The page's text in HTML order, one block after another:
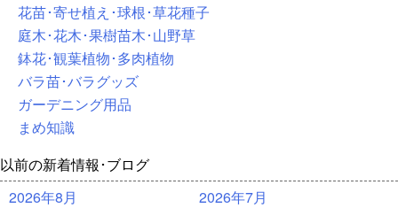
花苗･寄せ植え･球根･草花種子
庭木･花木･果樹苗木･山野草
鉢花･観葉植物･多肉植物
バラ苗･バラグッズ
ガーデニング用品
まめ知識
以前の新着情報･ブログ
2026年8月
2026年7月